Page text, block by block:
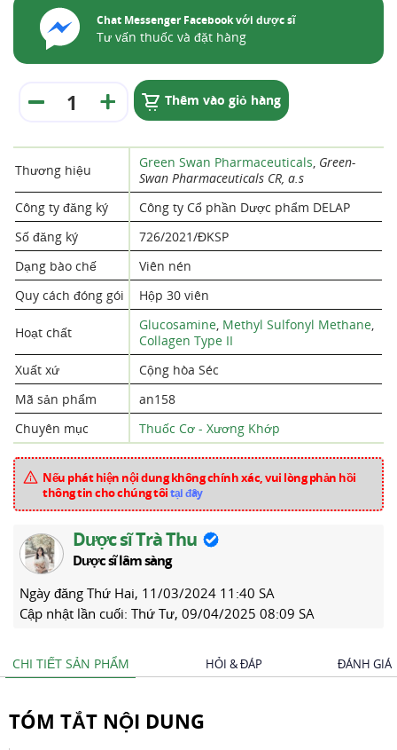
Chat Messenger Facebook với dược sĩ
Tư vấn thuốc và đặt hàng
Thêm vào giỏ hàng
Thương hiệu Green Swan Pharmaceuticals, Green-
Swan Pharmaceuticals CR, a.s
Công ty đăng ký
Công ty Cổ phần Dược phẩm DELAP
Số đăng ký
726/2021/ĐKSP
Dạng bào chế
Viên nén
Quy cách đóng gói
Hộp 30 viên
Hoạt chất Glucosamine, Methyl Sulfonyl Methane,
Collagen Type II
Xuất xứ
Cộng hòa Séc
Mã sản phẩm
an158
Chuyên mục
Thuốc Cơ - Xương Khớp
Nếu phát hiện nội dung không chính xác, vui lòng phản hồi
thông tin cho chúng tôitại đây
Dược sĩ Trà Thu
Dược sĩ lâm sàng
Ngày đăng Thứ Hai, 11/03/2024 11:40 SA
Cập nhật lần cuối: Thứ Tư, 09/04/2025 08:09 SA
CHI TIẾT SẢN PHẨM HỎI & ĐÁP ĐÁNH GIÁ
TÓM TẮT NỘI DUNG